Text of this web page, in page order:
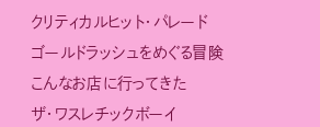
クリティカルヒット・パレード
ゴールドラッシュをめぐる冒険
こんなお店に行ってきた
ザ・ワスレチックボーイ